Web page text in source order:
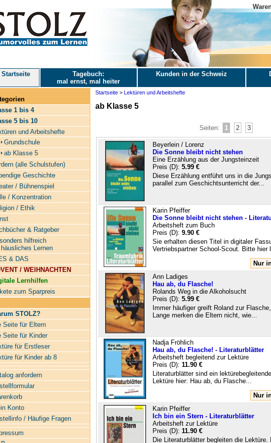
Startseite
Tagebuch:
mal ernst, mal heiter
Kunden in der Schweiz
1 bis 4
5 bis 10
und Arbeitshefte
Grundschule
ab Klasse 5
(alle Schulstufen)
Geschichte
/ Bühnenspiel
/ Konzentration
/ Ethik
& Ratgeber
hilfreich
Lernen
& DAS
/ WEIHNACHTEN
Lernhilfen
zum Sparpreis
STOLZ?
Seite für Eltern
Seite für Kinder
für Erstleser
für Kinder ab 8
anfordern
Konto
/ Häufige Fragen
Startseite> Lektüren und Arbeitshefte
ab Klasse 5
Seiten: 1 2 3
Beyerlein / Lorenz
Die Sonne bleibt nicht stehen
Eine Erzählung aus der Jungsteinzeit
Preis (D): 5.99 €
Diese Erzählung entführt uns in die
parallel zum Geschichtsunterricht der...
Karin Pfeiffer
Die Sonne bleibt nicht stehen -
Arbeitsheft zum Buch
Preis (D): 9.90 €
Sie erhalten diesen Titel in digitaler
Vertriebspartner School-Scout. Bitte hier
Nur
Ann Ladiges
Hau ab, du Flasche!
Rolands Weg in die Alkoholsucht
Preis (D): 5.99 €
Immer häufiger greift Roland zur
Lange merken die Eltern nicht, wie...
Nadja Fröhlich
Hau ab, du Flasche! - Literaturblätter
Arbeitsheft begleitend zur Lektüre
Preis (D): 11.90 €
Literaturblätter sind ein
Lektüre hier: Hau ab, du Flasche...
Nur
Karin Pfeiffer
Ich bin ein Stern - Literaturblätter
Arbeitsheft zur Lektüre
Preis (D): 11.90 €
Die Literaturblätter begleiten die